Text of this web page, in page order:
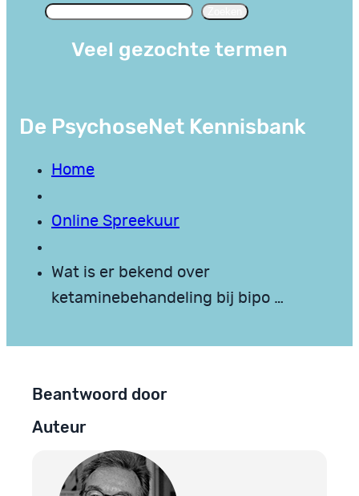
Veel gezochte termen
De PsychoseNet Kennisbank
Home
Online Spreekuur
Wat is er bekend over
ketaminebehandeling bij bipo …
Beantwoord door
Auteur